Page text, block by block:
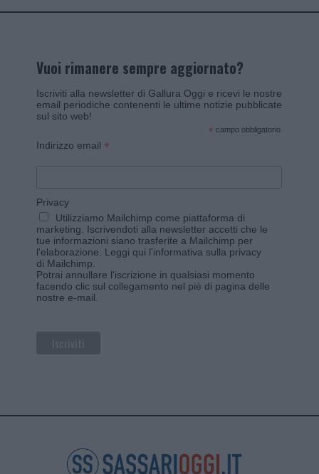
Vuoi rimanere sempre aggiornato?
Iscriviti alla newsletter di Gallura Oggi e ricevi le nostre
email periodiche contenenti le ultime notizie pubblicate
sul sito web!
* campo obbligatorio
Indirizzo email *
Privacy
Utilizziamo Mailchimp come piattaforma di
marketing. Iscrivendoti alla newsletter accetti che le
tue informazioni siano trasferite a Mailchimp per
l'elaborazione. Leggi qui l'informativa sulla privacy
di Mailchimp
Potrai annullare l'iscrizione in qualsiasi momento
facendo clic sul collegamento nel piè di pagina delle
nostre e-mail.